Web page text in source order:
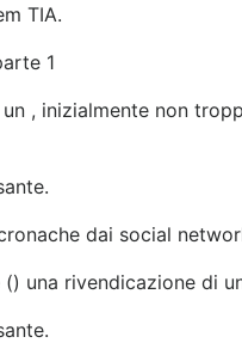
TIA.
1
, inizialmente non
dai social
una rivendicazione di